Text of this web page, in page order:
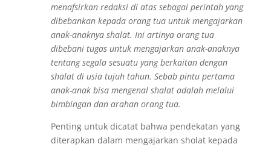
menafsirkan redaksi di atas sebagai perintah yang
dibebankan kepada orang tua untuk mengajarkan
anak-anaknya shalat. Ini artinya orang tua
dibebani tugas untuk mengajarkan anak-anaknya
tentang segala sesuatu yang berkaitan dengan
shalat di usia tujuh tahun. Sebab pintu pertama
anak-anak bisa mengenal shalat adalah melalui
bimbingan dan arahan orang tua.
Penting untuk dicatat bahwa pendekatan yang
diterapkan dalam mengajarkan sholat kepada